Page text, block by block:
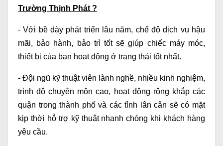
Trường Thịnh Phát ?
- Với bề dày phát triển lâu năm, chế độ dịch vụ hậu
mãi, bảo hành, bảo trì tốt sẽ giúp chiếc máy móc,
thiết bị của bạn hoạt động ở trạng thái tốt nhất.
- Đội ngũ kỹ thuật viên lành nghề, nhiều kinh nghiệm,
trình độ chuyên môn cao, hoạt động rộng khắp các
quận trong thành phố và các tỉnh lân cân sẽ có mặt
kịp thời hỗ trợ kỹ thuật nhanh chóng khi khách hàng
yêu cầu.